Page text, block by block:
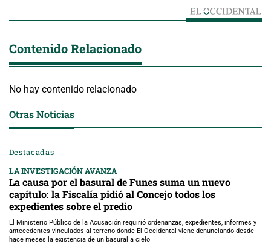
Contenido Relacionado
No hay contenido relacionado
Otras Noticias
Destacadas
LA INVESTIGACIÓN AVANZA
La causa por el basural de Funes suma un nuevo
capítulo: la Fiscalía pidió al Concejo todos los
expedientes sobre el predio
El Ministerio Público de la Acusación requirió ordenanzas, expedientes, informes y
antecedentes vinculados al terreno donde El Occidental viene denunciando desde
hace meses la existencia de un basural a cielo